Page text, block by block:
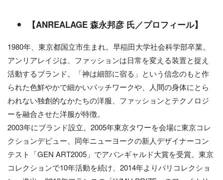
【ANREALAGE 森永邦彦 氏／プロフィール】
1980年、東京都国立市生まれ。早稲田大学社会科学部卒業。
アンリアレイジは、ファッションは日常を変える装置と捉え
活動するブランド。「神は細部に宿る」という信念のもと作
られた色鮮やかで細かいパッチワークや、人間の身体にとら
われない独創的なかたちの洋服、ファッションとテクノロジ
ーを融合させた洋服が特徴。
2003年にブランド設立。2005年東京タワーを会場に東京コレ
クションデビュー、同年ニューヨークの新人デザイナーコン
テスト「GEN ART2005」でアバンギャルド大賞を受賞。東京
コレクションで10年活動を続け、2014年よりパリコレクショ